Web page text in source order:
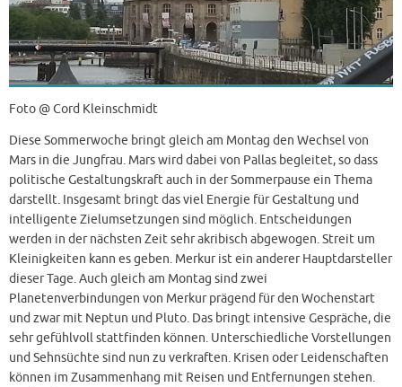
Foto @ Cord Kleinschmidt
Diese Sommerwoche bringt gleich am Montag den Wechsel von
Mars in die Jungfrau. Mars wird dabei von Pallas begleitet, so dass
politische Gestaltungskraft auch in der Sommerpause ein Thema
darstellt. Insgesamt bringt das viel Energie für Gestaltung und
intelligente Zielumsetzungen sind möglich. Entscheidungen
werden in der nächsten Zeit sehr akribisch abgewogen. Streit um
Kleinigkeiten kann es geben. Merkur ist ein anderer Hauptdarsteller
dieser Tage. Auch gleich am Montag sind zwei
Planetenverbindungen von Merkur prägend für den Wochenstart
und zwar mit Neptun und Pluto. Das bringt intensive Gespräche, die
sehr gefühlvoll stattfinden können. Unterschiedliche Vorstellungen
und Sehnsüchte sind nun zu verkraften. Krisen oder Leidenschaften
können im Zusammenhang mit Reisen und Entfernungen stehen.